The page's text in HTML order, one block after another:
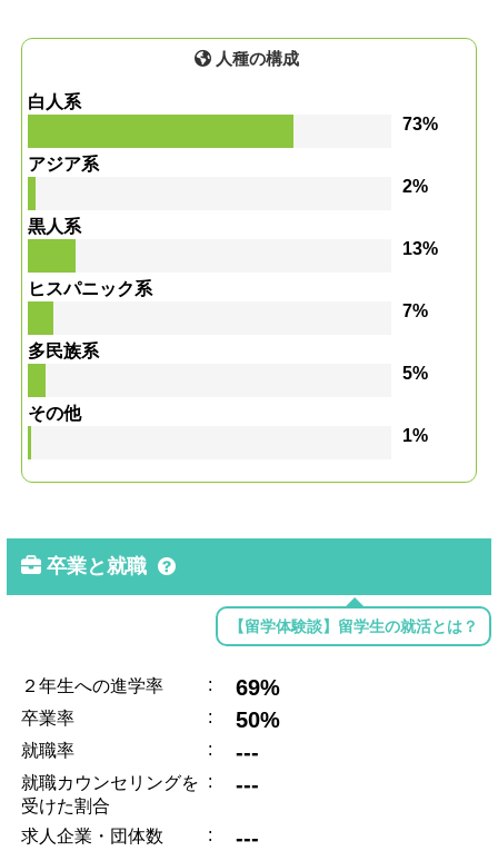
人種の構成
白人系
73%
アジア系
2%
黒人系
13%
ヒスパニック系
7%
多民族系
5%
その他
1%
卒業と就職
【留学体験談】留学生の就活とは？
２年生への進学率 : 69%
卒業率 : 50%
就職率 : ---
就職カウンセリングを
受けた割合
: ---
求人企業・団体数 : ---